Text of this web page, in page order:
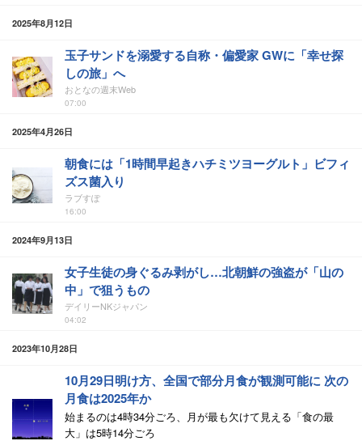
2025年8月12日
玉子サンドを溺愛する自称・偏愛家 GWに「幸せ探
しの旅」へ
おとなの週末Web
07:00
2025年4月26日
朝食には「1時間早起きハチミツヨーグルト」ビフィ
ズス菌入り
ラブすぽ
16:00
2024年9月13日
女子生徒の身ぐるみ剥がし…北朝鮮の強盗が「山の
中」で狙うもの
デイリーNKジャパン
04:02
2023年10月28日
10月29日明け方、全国で部分月食が観測可能に 次の
月食は2025年か
始まるのは4時34分ごろ、月が最も欠けて見える「食の最
大」は5時14分ごろ